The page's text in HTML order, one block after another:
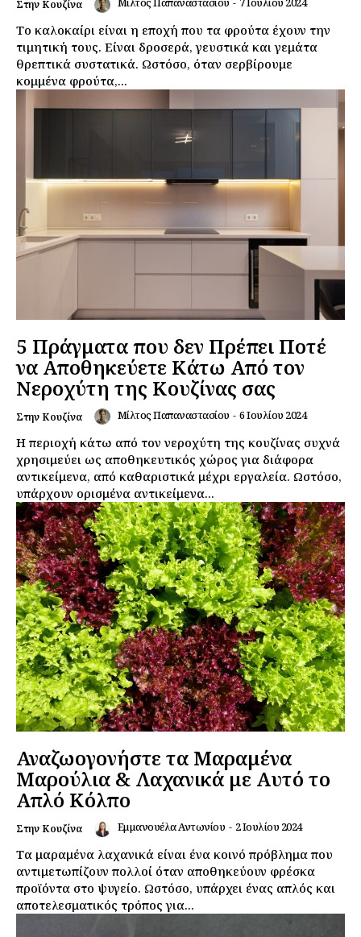
Στην Κουζίνα
Το καλοκαίρι είναι η εποχή που τα φρούτα έχουν την
τιμητική τους. Είναι δροσερά, γευστικά και γεμάτα
θρεπτικά συστατικά. Ωστόσο, όταν σερβίρουμε
κομμένα φρούτα,...
5 Πράγματα που δεν Πρέπει Ποτέ
να Αποθηκεύετε Κάτω Από τον
Νεροχύτη της Κουζίνας σας
Στην Κουζίνα Μίλτος Παπαναστασίου - 6 Ιουλίου 2024
Η περιοχή κάτω από τον νεροχύτη της κουζίνας συχνά
χρησιμεύει ως αποθηκευτικός χώρος για διάφορα
αντικείμενα, από καθαριστικά μέχρι εργαλεία. Ωστόσο,
υπάρχουν ορισμένα αντικείμενα...
Αναζωογονήστε τα Μαραμένα
Μαρούλια & Λαχανικά με Αυτό το
Απλό Κόλπο
Στην Κουζίνα Εμμανουέλα Αντωνίου - 2 Ιουλίου 2024
Τα μαραμένα λαχανικά είναι ένα κοινό πρόβλημα που
αντιμετωπίζουν πολλοί όταν αποθηκεύουν φρέσκα
προϊόντα στο ψυγείο. Ωστόσο, υπάρχει ένας απλός και
αποτελεσματικός τρόπος για...